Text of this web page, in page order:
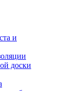
и
доски